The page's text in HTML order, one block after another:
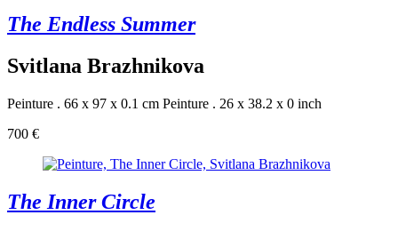
The Endless Summer
Svitlana Brazhnikova
Peinture . 66 x 97 x 0.1 cm Peinture . 26 x 38.2 x 0 inch
700 €
The Inner Circle